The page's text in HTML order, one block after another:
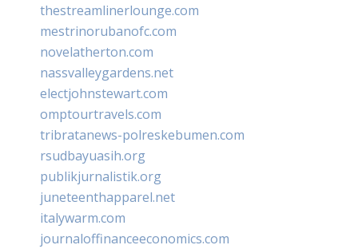
thestreamlinerlounge.com
mestrinorubanofc.com
novelatherton.com
nassvalleygardens.net
electjohnstewart.com
omptourtravels.com
tribratanews-polreskebumen.com
rsudbayuasih.org
publikjurnalistik.org
juneteenthapparel.net
italywarm.com
journaloffinanceeconomics.com